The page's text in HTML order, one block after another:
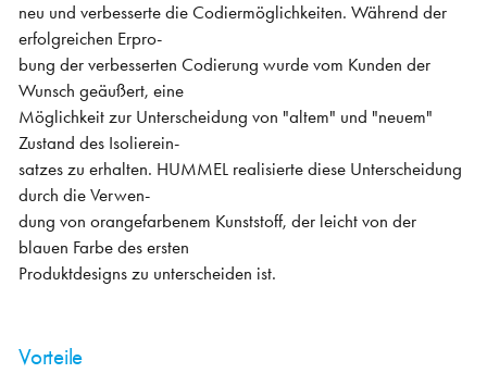
neu und verbesserte die Codiermöglichkeiten. Während der
erfolgreichen Erpro-
bung der verbesserten Codierung wurde vom Kunden der
Wunsch geäußert, eine
Möglichkeit zur Unterscheidung von "altem" und "neuem"
Zustand des Isolierein-
satzes zu erhalten. HUMMEL realisierte diese Unterscheidung
durch die Verwen-
dung von orangefarbenem Kunststoff, der leicht von der
blauen Farbe des ersten
Produktdesigns zu unterscheiden ist.
Vorteile